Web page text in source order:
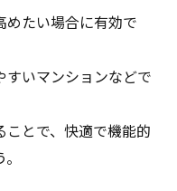
めたい場合に有効で
すいマンションなどで
とで、快適で機能的